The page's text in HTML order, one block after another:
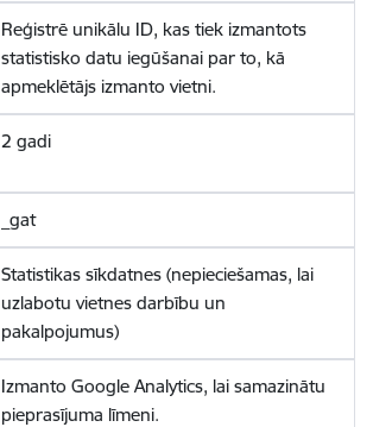
Reģistrē unikālu ID, kas tiek izmantots
statistisko datu iegūšanai par to, kā
apmeklētājs izmanto vietni.
2 gadi
_gat
Statistikas sīkdatnes (nepieciešamas, lai
uzlabotu vietnes darbību un
pakalpojumus)
Izmanto Google Analytics, lai samazinātu
pieprasījuma līmeni.